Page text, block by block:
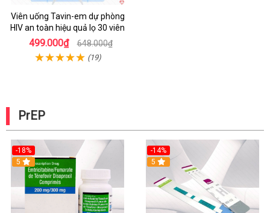
Viên uống Tavin-em dự phòng
HIV an toàn hiệu quả lọ 30 viên
499.000₫ 648.000₫
(19)
PrEP
-18%
5
-14%
5